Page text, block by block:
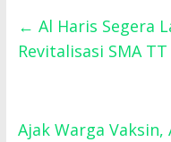
← Al Haris Segera
Revitalisasi SMA TT
Ajak Warga Vaksin,